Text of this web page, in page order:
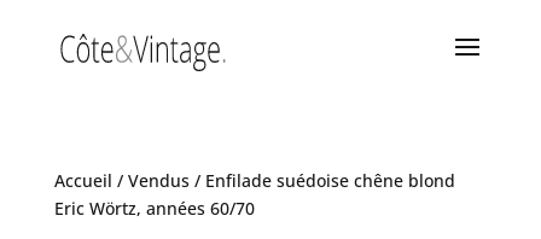
Accueil / Vendus/ Enfilade suédoise chêne blond
Eric Wörtz, années 60/70